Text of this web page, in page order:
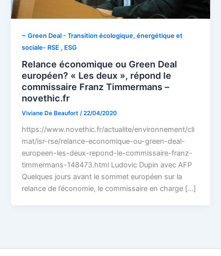
~ Green Deal - Transition écologique, énergétique et
sociale- RSE , ESG
Relance économique ou Green Deal
européen? « Les deux », répond le
commissaire Franz Timmermans –
novethic.fr
Viviane De Beaufort/22/04/2020
https://www.novethic.fr/actualite/environnement/cli
mat/isr-rse/relance-economique-ou-green-deal-
europeen-les-deux-repond-le-commissaire-franz-
timmermans-148473.html Ludovic Dupin avec AFP
Quelques jours avant le sommet européen sur la
relance de l’économie, le commissaire en charge […]